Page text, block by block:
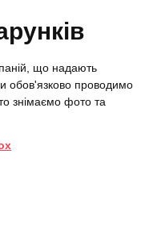
що надають
обов'язково проводимо
знімаємо фото та